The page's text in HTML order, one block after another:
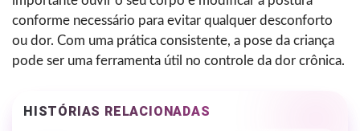
conforme necessário para evitar qualquer desconforto
ou dor. Com uma prática consistente, a pose da criança
pode ser uma ferramenta útil no controle da dor crônica.
HISTÓRIAS RELACIONADAS